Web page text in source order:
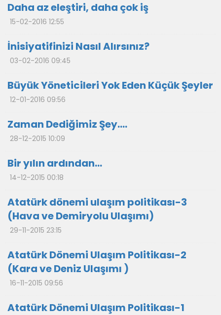
Daha az eleştiri, daha çok iş
15-02-2016 12:55
İnisiyatifinizi Nasıl Alırsınız?
03-02-2016 09:45
Büyük Yöneticileri Yok Eden Küçük Şeyler
12-01-2016 09:56
Zaman Dediğimiz Şey….
28-12-2015 10:09
Bir yılın ardından…
14-12-2015 00:18
Atatürk dönemi ulaşım politikası-3
(Hava ve Demiryolu Ulaşımı)
29-11-2015 23:15
Atatürk Dönemi Ulaşım Politikası-2
(Kara ve Deniz Ulaşımı )
16-11-2015 09:56
Atatürk Dönemi Ulaşım Politikası-1